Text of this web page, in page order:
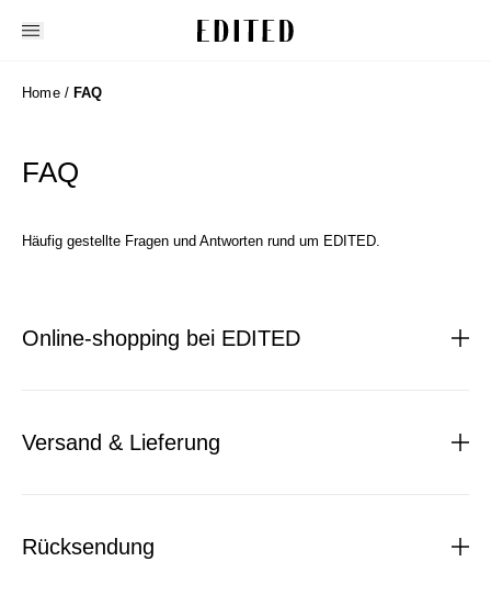
Home / FAQ
FAQ
Häufig gestellte Fragen und Antworten rund um EDITED.
Online-shopping bei EDITED
Versand & Lieferung
Rücksendung